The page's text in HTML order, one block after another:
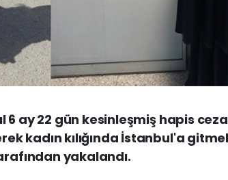
6 ay 22 gün kesinleşmiş hapis
kadın kılığında İstanbul'a
yakalandı.